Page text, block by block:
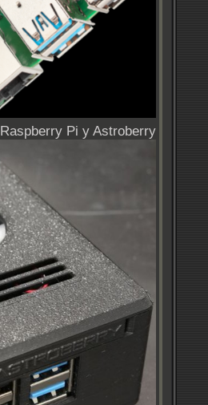
Raspberry Pi y Astroberry